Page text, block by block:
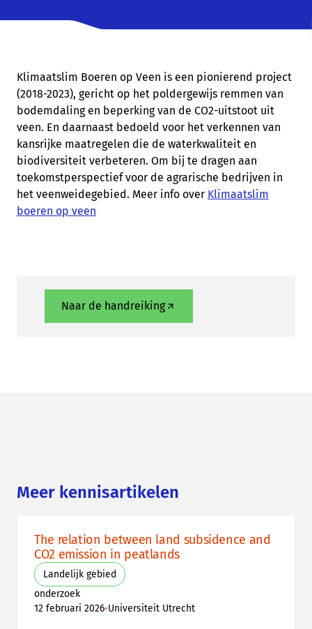
Klimaatslim Boeren op Veen is een pionierend project
(2018-2023), gericht op het poldergewijs remmen van
bodemdaling en beperking van de CO2-uitstoot uit
veen. En daarnaast bedoeld voor het verkennen van
kansrijke maatregelen die de waterkwaliteit en
biodiversiteit verbeteren. Om bij te dragen aan
toekomstperspectief voor de agrarische bedrijven in
het veenweidegebied. Meer info over Klimaatslim
boeren op veen
Naar de handreiking
Meer kennisartikelen
The relation between land subsidence and
CO2 emission in peatlands
Landelijk gebied
onderzoek
12 februari 2026•Universiteit Utrecht